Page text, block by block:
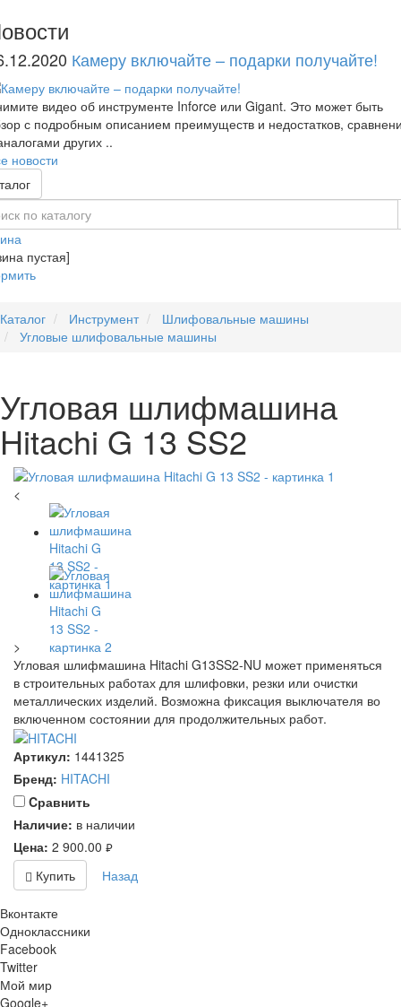
Камеру включайте – подарки получайте!
видео об инструменте Inforce или Gigant. Это может быть
с подробным описанием преимуществ и недостатков,
других ..
новости
пустая]
Каталог Инструмент
Шлифовальные машины
Угловые шлифовальные машины
Угловая шлифмашина
Hitachi G 13 SS2
<
>
Угловая шлифмашина Hitachi G13SS2-NU может применяться
в строительных работах для шлифовки, резки или очистки
металлических изделий. Возможна фиксация выключателя во
включенном состоянии для продолжительных работ.
Артикул: 1441325
Бренд: HITACHI
Cравнить
Наличие: в наличии
Цена: 2 900.00 руб.
Купить Назад
Вконтакте
Одноклассники
Facebook
Twitter
Мой мир
Google+